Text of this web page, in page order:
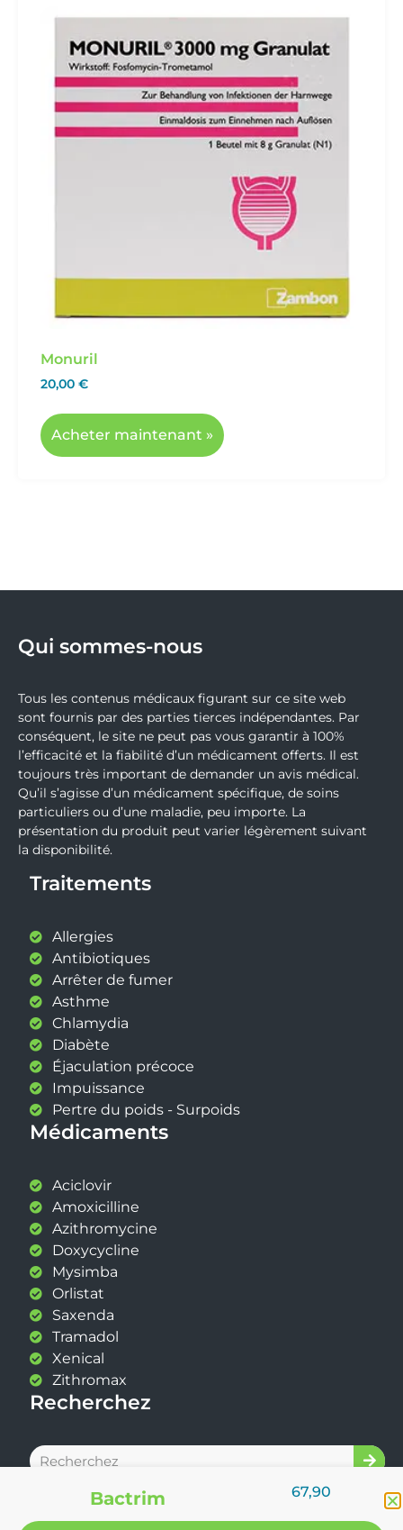
Monuril
20,00 €
Acheter maintenant »
Qui sommes-nous
Tous les contenus médicaux figurant sur ce site web
sont fournis par des parties tierces indépendantes. Par
conséquent, le site ne peut pas vous garantir à 100%
l’efficacité et la fiabilité d’un médicament offerts. Il est
toujours très important de demander un avis médical.
Qu’il s’agisse d’un médicament spécifique, de soins
particuliers ou d’une maladie, peu importe. La
présentation du produit peut varier légèrement suivant
la disponibilité.
Traitements
Allergies
Antibiotiques
Arrêter de fumer
Asthme
Chlamydia
Diabète
Éjaculation précoce
Impuissance
Pertre du poids - Surpoids
Médicaments
Aciclovir
Amoxicilline
Azithromycine
Doxycycline
Mysimba
Orlistat
Saxenda
Tramadol
Xenical
Zithromax
Recherchez
Bactrim 67,90